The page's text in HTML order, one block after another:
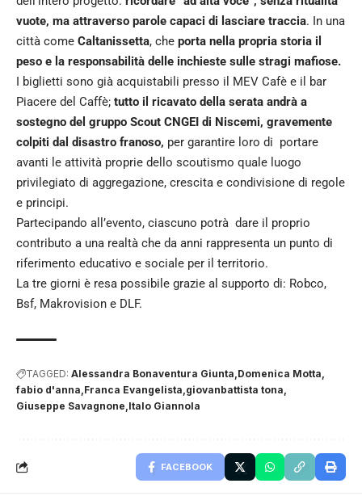
vuote, ma attraverso parole capaci di lasciare traccia. In una
città come Caltanissetta, che porta nella propria storia il
peso e la responsabilità delle inchieste sulle stragi mafiose.
I biglietti sono già acquistabili presso il MEV Cafè e il bar
Piacere del Caffè; tutto il ricavato della serata andrà a
sostegno del gruppo Scout CNGEI di Niscemi, gravemente
colpiti dal disastro franoso, per garantire loro di portare
avanti le attività proprie dello scoutismo quale luogo
privilegiato di aggregazione, crescita e condivisione di regole
e principi.
Partecipando all’evento, ciascuno potrà dare il proprio
contributo a una realtà che da anni rappresenta un punto di
riferimento educativo e sociale per il territorio.
La tre giorni è resa possibile grazie al supporto di: Robco,
Bsf, Makrovision e DLF.
TAGGED: Alessandra Bonaventura Giunta Domenica Motta
fabio d'anna Franca Evangelista giovanbattista tona
Giuseppe Savagnone Italo Giannola
FACEBOOK